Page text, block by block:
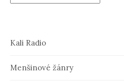
Kali Radio
Menšinové žánry